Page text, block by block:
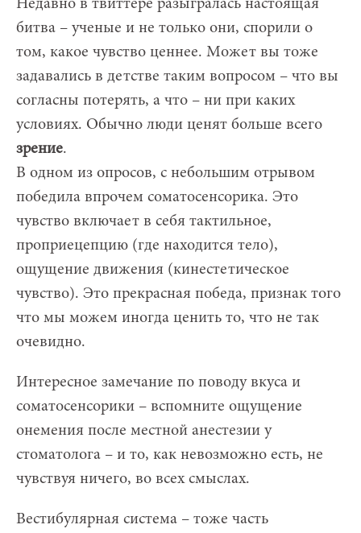
Недавно в твиттере разыгралась настоящая
битва – ученые и не только они, спорили о
том, какое чувство ценнее. Может вы тоже
задавались в детстве таким вопросом – что вы
согласны потерять, а что – ни при каких
условиях. Обычно люди ценят больше всего
зрение.
В одном из опросов, с небольшим отрывом
победила впрочем соматосенсорика. Это
чувство включает в себя тактильное,
проприецепцию (где находится тело),
ощущение движения (кинестетическое
чувство). Это прекрасная победа, признак того
что мы можем иногда ценить то, что не так
очевидно.
Интересное замечание по поводу вкуса и
соматосенсорики – вспомните ощущение
онемения после местной анестезии у
стоматолога – и то, как невозможно есть, не
чувствуя ничего, во всех смыслах.
Вестибулярная система – тоже часть